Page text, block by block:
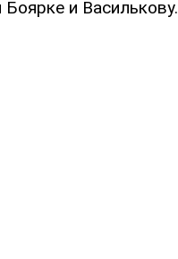
и Василькову.